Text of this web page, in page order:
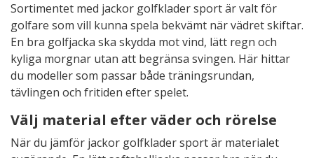
Sortimentet med jackor golfklader sport är valt för
golfare som vill kunna spela bekvämt när vädret skiftar.
En bra golfjacka ska skydda mot vind, lätt regn och
kyliga morgnar utan att begränsa svingen. Här hittar
du modeller som passar både träningsrundan,
tävlingen och fritiden efter spelet.
Välj material efter väder och rörelse
När du jämför jackor golfklader sport är materialet